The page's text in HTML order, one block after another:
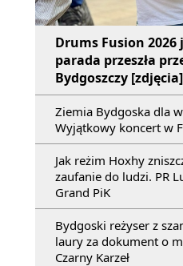
Drums Fusion
parada przeszła
Bydgoszczy [zdjęcia]
Ziemia Bydgoska dla
Wyjątkowy koncert w
Jak reżim Hoxhy
zaufanie do ludzi. PR
Grand PiK
Bydgoski reżyser z
laury za dokument o
Czarny Karzeł